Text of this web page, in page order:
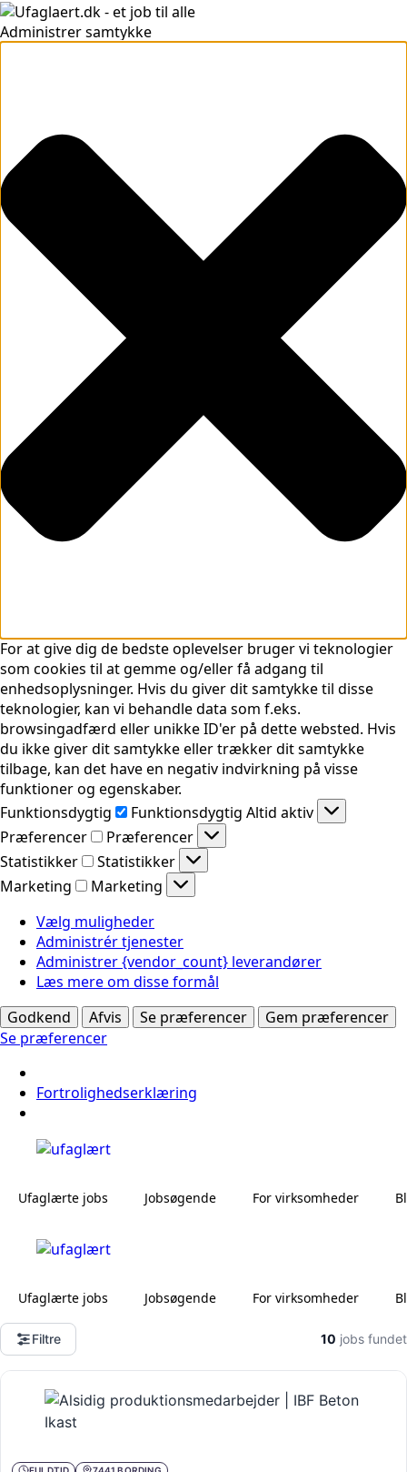
Administrer samtykke
For at give dig de bedste oplevelser bruger vi teknologier
som cookies til at gemme og/eller få adgang til
enhedsoplysninger. Hvis du giver dit samtykke til disse
teknologier, kan vi behandle data som f.eks.
browsingadfærd eller unikke ID'er på dette websted. Hvis
du ikke giver dit samtykke eller trækker dit samtykke
tilbage, kan det have en negativ indvirkning på visse
funktioner og egenskaber.
Funktionsdygtig
Funktionsdygtig Altid aktiv
Præferencer
Præferencer
Statistikker
Statistikker
Marketing
Marketing
Vælg muligheder
Administrér tjenester
Administrer {vendor_count} leverandører
Læs mere om disse formål
Godkend
Afvis Se præferencer
Gem præferencer
Se præferencer
Fortrolighedserklæring
Ufaglærte jobs Jobsøgende For virksomheder
Ufaglærte jobs Jobsøgende For virksomheder
Filtre 10 jobs fundet